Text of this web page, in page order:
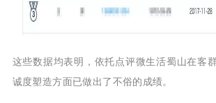
这些数据均表明，依托点评微生活蜀山在客
诚度塑造方面已做出了不俗的成绩。